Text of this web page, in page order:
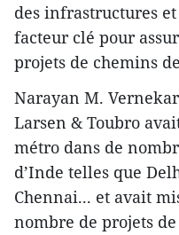
des infrastructures
facteur clé pour
projets de chemins
Narayan M.
Larsen & Toubro
métro dans de
d’Inde telles que
Chennai... et avait
nombre de projets